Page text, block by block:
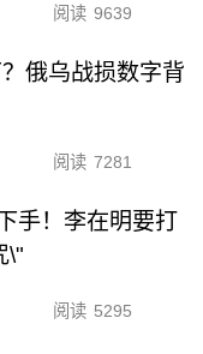
阅读 9639
俄乌战损数字背
阅读 7281
手！李在明要打
\"
阅读 5295